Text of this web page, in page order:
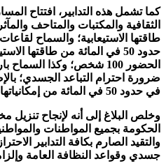
كما تشمل هذه التدابير، افتتاح
طاقتها الاستيعابية؛ والسماح
حدود 50 في المائة من طاقتها
الحضور 100 شخص؛ وكذا
ضرورة احترام التباعد الجسدي؛
في حدود 50 في المائة من إمكانياتها الاستيعابية.
وخلص البلاغ إلى أنه لإنجاح تنزيل
الحكومة بجميع المواطنات
والتقيد الصارم بكافة التدابير
جسدي وقواعد النظافة العامة